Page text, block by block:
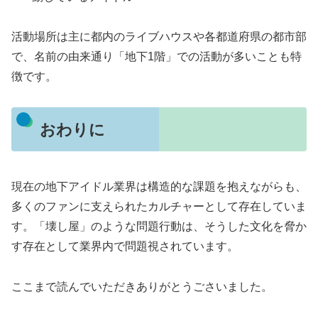
活動場所は主に都内のライブハウスや各都道府県の都市部
で、名前の由来通り「地下1階」での活動が多いことも特
徴です。
おわりに
現在の地下アイドル業界は構造的な課題を抱えながらも、
多くのファンに支えられたカルチャーとして存在していま
す。「壊し屋」のような問題行動は、そうした文化を脅か
す存在として業界内で問題視されています。
ここまで読んでいただきありがとうごさいました。